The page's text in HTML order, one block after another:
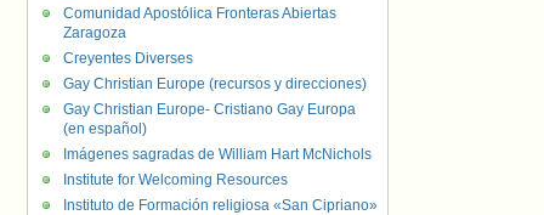
Comunidad Apostólica Fronteras Abiertas
Zaragoza
Creyentes Diverses
Gay Christian Europe (recursos y direcciones)
Gay Christian Europe- Cristiano Gay Europa
(en español)
Imágenes sagradas de William Hart McNichols
Institute for Welcoming Resources
Instituto de Formación religiosa «San Cipriano»